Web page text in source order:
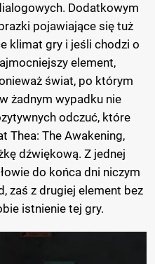
Dodatkowym
pojawiające się tuż
klimat gry i jeśli chodzi o
element,
świat, po którym
żadnym wypadku nie
odczuć, które
Thea: The Awakening,
dźwiękową. Z jednej
do końca dni niczym
zaś z drugiej element bez
istnienie tej gry.